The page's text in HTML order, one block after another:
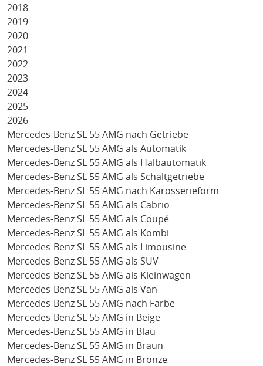
2018
2019
2020
2021
2022
2023
2024
2025
2026
Mercedes-Benz SL 55 AMG nach Getriebe
Mercedes-Benz SL 55 AMG als Automatik
Mercedes-Benz SL 55 AMG als Halbautomatik
Mercedes-Benz SL 55 AMG als Schaltgetriebe
Mercedes-Benz SL 55 AMG nach Karosserieform
Mercedes-Benz SL 55 AMG als Cabrio
Mercedes-Benz SL 55 AMG als Coupé
Mercedes-Benz SL 55 AMG als Kombi
Mercedes-Benz SL 55 AMG als Limousine
Mercedes-Benz SL 55 AMG als SUV
Mercedes-Benz SL 55 AMG als Kleinwagen
Mercedes-Benz SL 55 AMG als Van
Mercedes-Benz SL 55 AMG nach Farbe
Mercedes-Benz SL 55 AMG in Beige
Mercedes-Benz SL 55 AMG in Blau
Mercedes-Benz SL 55 AMG in Braun
Mercedes-Benz SL 55 AMG in Bronze